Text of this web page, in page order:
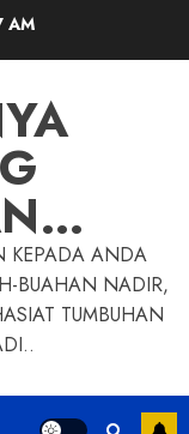
AM
KEPADA ANDA
BUAHAN NADIR,
TUMBUHAN